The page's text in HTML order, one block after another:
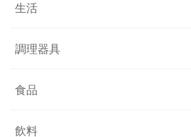
生活
調理器具
食品
飲料